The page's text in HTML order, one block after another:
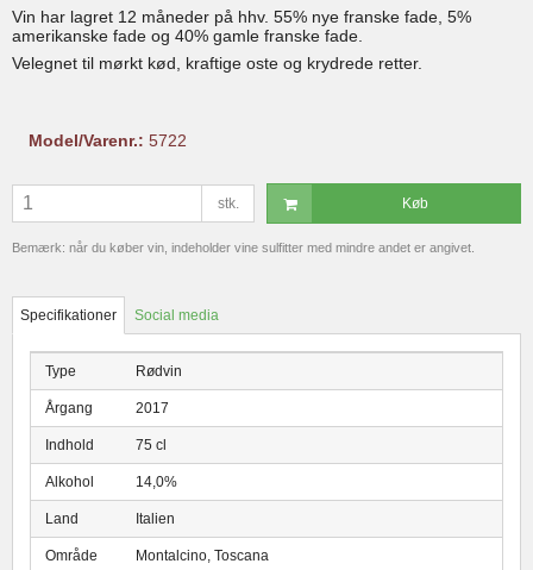
Vin har lagret 12 måneder på hhv. 55% nye franske fade, 5%
amerikanske fade og 40% gamle franske fade.
Velegnet til mørkt kød, kraftige oste og krydrede retter.
Model/Varenr.: 5722
stk. Køb
Bemærk: når du køber vin, indeholder vine sulfitter med mindre andet er angivet.
Specifikationer Social media
Type Rødvin
Årgang 2017
Indhold 75 cl
Alkohol 14,0%
Land Italien
Område Montalcino, Toscana